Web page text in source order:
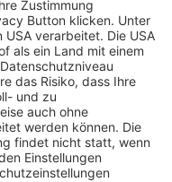
Freiburgs:
fertig sein
31.07.2025